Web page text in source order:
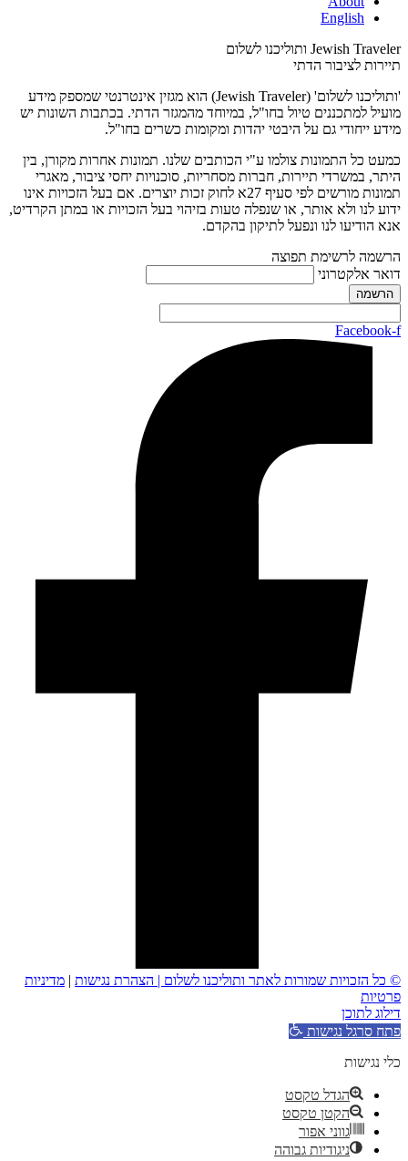
English
Jewish Traveler ותוליכנו לשלום
תיירות לציבור הדתי
'ותוליכנו לשלום' (Jewish Traveler) הוא מגזין אינטרנטי שמספק מידע
מועיל למתכננים טיול בחו"ל, במיוחד מהמגזר הדתי. בכתבות השונות יש
מידע ייחודי גם על היבטי יהדות ומקומות כשרים בחו"ל.
כמעט כל התמונות צולמו ע"י הכותבים שלנו. תמונות אחרות מקורן, בין
היתר, במשרדי תיירות, חברות מסחריות, סוכנויות יחסי ציבור, מאגרי
תמונות מורשים לפי סעיף 27א לחוק זכות יוצרים. אם בעל הזכויות אינו
ידוע לנו ולא אותר, או שנפלה טעות בזיהוי בעל הזכויות או במתן הקרדיט,
אנא הודיעו לנו ונפעל לתיקון בהקדם.
הרשמה לרשימת תפוצה
דואר אלקטרוני
Facebook-f
© כל הזכויות שמורות לאתר ותוליכנו לשלום | הצהרת נגישות | מדיניות
פרטיות
דילוג לתוכן
פתח סרגל נגישות
כלי נגישות
הגדל טקסט
הקטן טקסט
גווני אפור
ניגודיות גבוהה